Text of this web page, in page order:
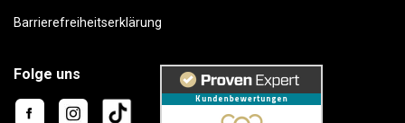
Barrierefreiheitserklärung
Folge uns